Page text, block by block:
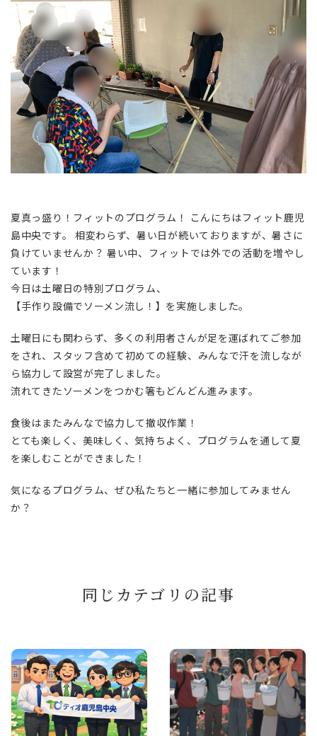
夏真っ盛り！フィットのプログラム！ こんにちはフィット鹿児
島中央です。 相変わらず、暑い日が続いておりますが、暑さに
負けていませんか？ 暑い中、フィットでは外での活動を増やし
ています！
今日は土曜日の特別プログラム、
【手作り設備でソーメン流し！】を実施しました。
土曜日にも関わらず、多くの利用者さんが足を運ばれてご参加
をされ、スタッフ含めて初めての経験、みんなで汗を流しなが
ら協力して設営が完了しました。
流れてきたソーメンをつかむ箸もどんどん進みます。
食後はまたみんなで協力して撤収作業！
とても楽しく、美味しく、気持ちよく、プログラムを通して夏
を楽しむことができました！
気になるプログラム、ぜひ私たちと一緒に参加してみません
か？
同じカテゴリの記事